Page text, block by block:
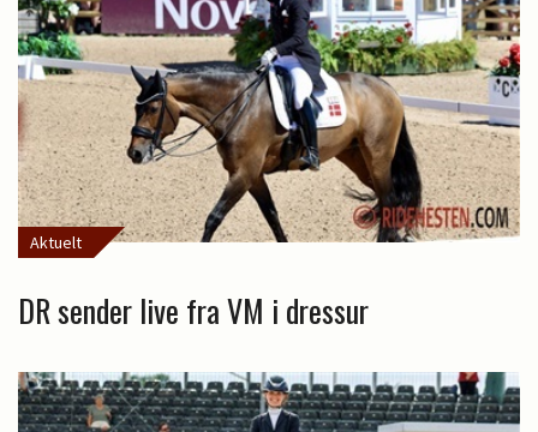
Aktuelt
DR sender live fra VM i dressur